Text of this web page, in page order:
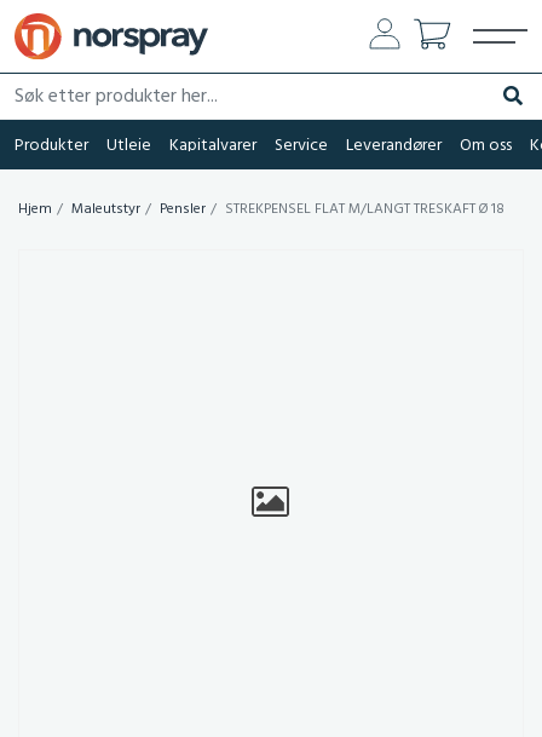
Søk etter produkter her...
Søk
Produkter Utleie Kapitalvarer Service Leverandører Om oss
Hjem Maleutstyr Pensler STREKPENSEL FLAT M/LANGT TRESKAFT Ø 18